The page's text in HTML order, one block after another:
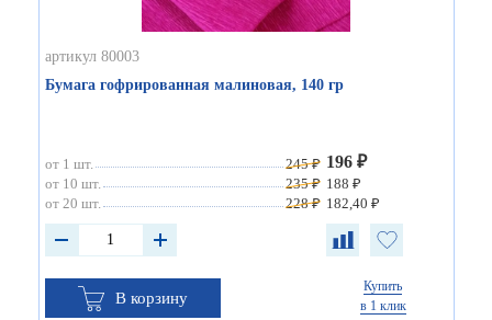
артикул 80003
Бумага гофрированная малиновая, 140 гр
от 1 шт. 245 ₽ 196 ₽
от 10 шт. 235 ₽ 188 ₽
от 20 шт.
228 ₽ 182,40 ₽
В корзину
Купить
в 1 клик